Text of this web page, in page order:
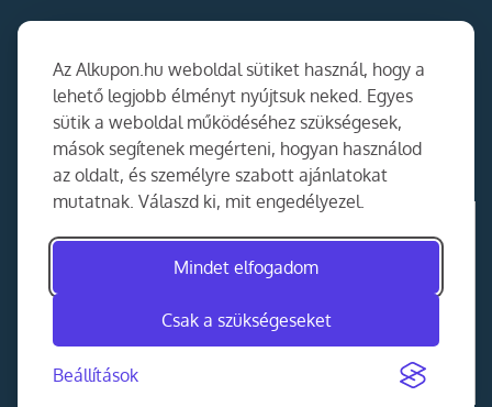
Az Alkupon.hu weboldal sütiket használ, hogy a
lehető legjobb élményt nyújtsuk neked. Egyes
sütik a weboldal működéséhez szükségesek,
mások segítenek megérteni, hogyan használod
az oldalt, és személyre szabott ajánlatokat
mutatnak. Válaszd ki, mit engedélyezel.
Mindet elfogadom
Csak a szükségeseket
Beállítások
Együttműködés
Kapcsolat
Ajánlj nekünk!
Partner Belépés